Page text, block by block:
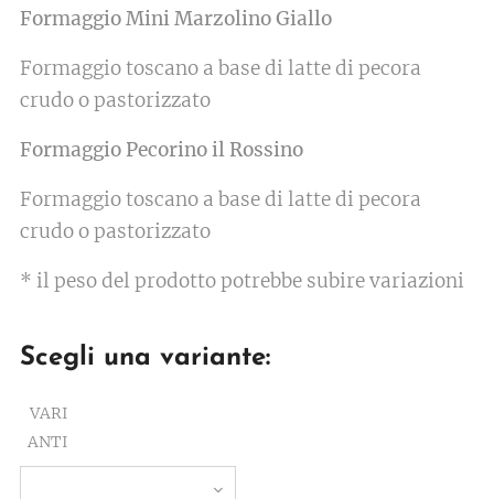
Formaggio Mini Marzolino Giallo
Formaggio toscano a base di latte di pecora
crudo o pastorizzato
Formaggio Pecorino il Rossino
Formaggio toscano a base di latte di pecora
crudo o pastorizzato
* il peso del prodotto potrebbe subire variazioni
Scegli una variante:
VARI
ANTI